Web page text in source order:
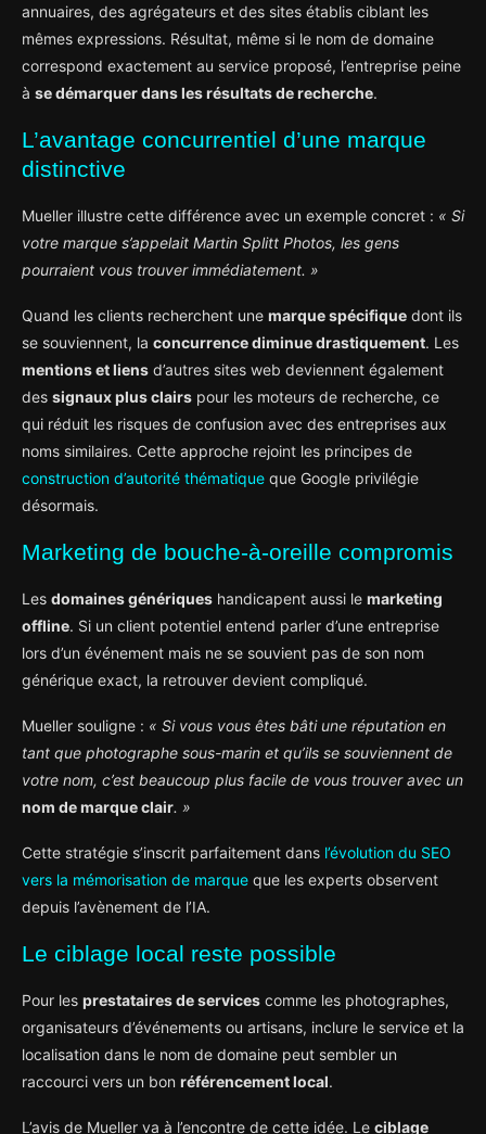
annuaires, des agrégateurs et des sites établis ciblant les
mêmes expressions. Résultat, même si le nom de domaine
correspond exactement au service proposé, l’entreprise peine
à se démarquer dans les résultats de recherche.
L’avantage concurrentiel d’une marque
distinctive
Mueller illustre cette différence avec un exemple concret : « Si
votre marque s’appelait Martin Splitt Photos, les gens
pourraient vous trouver immédiatement. »
Quand les clients recherchent une marque spécifique dont ils
se souviennent, la concurrence diminue drastiquement. Les
mentions et liens d’autres sites web deviennent également
des signaux plus clairs pour les moteurs de recherche, ce
qui réduit les risques de confusion avec des entreprises aux
noms similaires. Cette approche rejoint les principes de
construction d’autorité thématique que Google privilégie
désormais.
Marketing de bouche-à-oreille compromis
Les domaines génériques handicapent aussi le marketing
offline. Si un client potentiel entend parler d’une entreprise
lors d’un événement mais ne se souvient pas de son nom
générique exact, la retrouver devient compliqué.
Mueller souligne : « Si vous vous êtes bâti une réputation en
tant que photographe sous-marin et qu’ils se souviennent de
votre nom, c’est beaucoup plus facile de vous trouver avec un
nom de marque clair. »
Cette stratégie s’inscrit parfaitement dans l’évolution du SEO
vers la mémorisation de marque que les experts observent
depuis l’avènement de l’IA.
Le ciblage local reste possible
Pour les prestataires de services comme les photographes,
organisateurs d’événements ou artisans, inclure le service et la
localisation dans le nom de domaine peut sembler un
raccourci vers un bon référencement local.
L’avis de Mueller va à l’encontre de cette idée. Le ciblage